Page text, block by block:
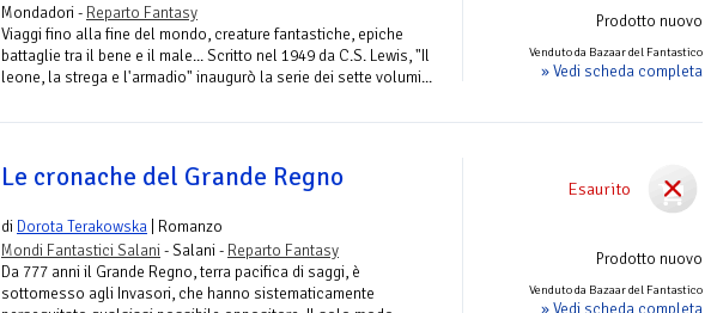
Prodotto nuovo
Venduto da Bazaar del Fantastico
» Vedi scheda completa
Mondadori - Reparto Fantasy
Viaggi fino alla fine del mondo, creature fantastiche, epiche
battaglie tra il bene e il male... Scritto nel 1949 da C.S. Lewis, "Il
leone, la strega e l'armadio" inaugurò la serie dei sette volumi...
Esaurito
Prodotto nuovo
Venduto da Bazaar del Fantastico
» Vedi scheda completa
Le cronache del Grande Regno
di Dorota Terakowska | Romanzo
Mondi Fantastici Salani - Salani - Reparto Fantasy
Da 777 anni il Grande Regno, terra pacifica di saggi, è
sottomesso agli Invasori, che hanno sistematicamente